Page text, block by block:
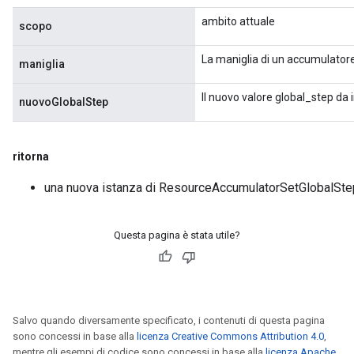
scopo ambito attuale
maniglia La maniglia di un
nuovoGlobalStep Il nuovo valore global_step
ritorna
una nuova istanza di
Questa pagina è stata utile?
Salvo quando diversamente specificato, i contenuti di questa pagina
sono concessi in base alla licenza Creative Commons Attribution 4.0